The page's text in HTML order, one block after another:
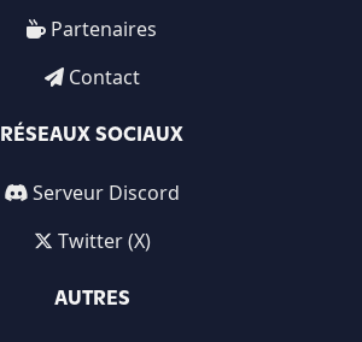
Partenaires
Contact
RÉSEAUX SOCIAUX
Serveur Discord
Twitter (X)
AUTRES